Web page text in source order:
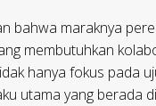
bahwa maraknya
membutuhkan
hanya fokus pada
utama yang berada